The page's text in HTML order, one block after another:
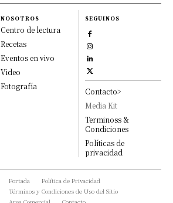
NOSOTROS
Centro de lectura
Recetas
Eventos en vivo
Video
Fotografía
SEGUINOS
Contacto>
Media Kit
Terminoss &
Condiciones
Políticas de
privacidad
Portada
Política de Privacidad
Términos y Condiciones de Uso del Sitio